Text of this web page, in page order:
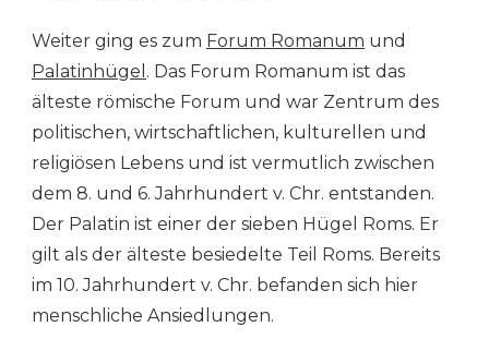
Weiter ging es zum Forum Romanum und
Palatinhügel . Das Forum Romanum ist das
älteste römische Forum und war Zentrum des
politischen, wirtschaftlichen, kulturellen und
religiösen Lebens und ist vermutlich zwischen
dem 8. und 6. Jahrhundert v. Chr. entstanden.
Der Palatin ist einer der sieben Hügel Roms. Er
gilt als der älteste besiedelte Teil Roms. Bereits
im 10. Jahrhundert v. Chr. befanden sich hier
menschliche Ansiedlungen.